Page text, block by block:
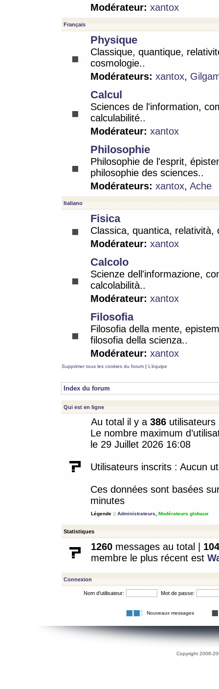
Modérateur: xantox
Français
Physique
Classique, quantique,
cosmologie..
Modérateurs: xantox,
Calcul
Sciences de l'information,
calculabilité..
Modérateur: xantox
Philosophie
Philosophie de l'esprit,
philosophie des sciences..
Modérateurs: xantox, Ache
Italiano
Fisica
Classica, quantica, relatività,
Modérateur: xantox
Calcolo
Scienze dell'informazione,
calcolabilità..
Modérateur: xantox
Filosofia
Filosofia della mente,
filosofia della scienza..
Modérateur: xantox
Supprimer tous les cookies du forum | L’équipe
Index du forum
Qui est en ligne
Au total il y a 386
Le nombre maximum
le 29 Juillet 2026 16:08
Utilisateurs inscrits : Aucun
Ces données sont basées
minutes
Légende :: Administrateurs Modérateurs globaux
Statistiques
1260 messages au total | 104
membre le plus récent est
Connexion
Nom d’utilisateur: Mot de passe:
Nouveaux messages
Copyright 2006-